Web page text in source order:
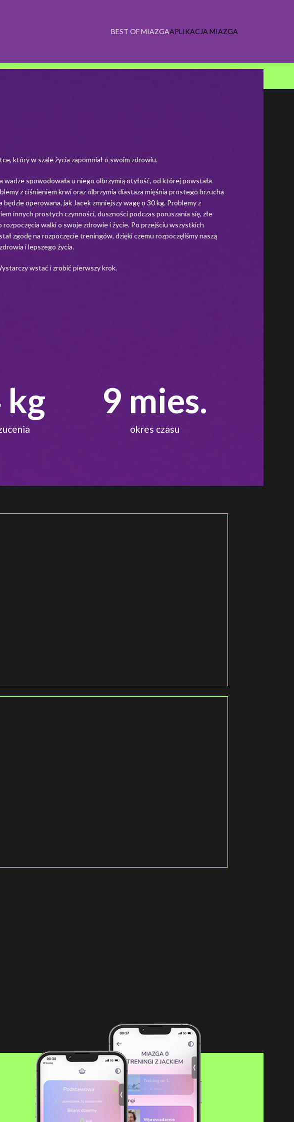
BEST OF MIAZGAAPLIKACJA MIAZGA
który w szale życia zapomniał o swoim zdrowiu.
wadze spowodowała u niego olbrzymią otyłość, od której powstała
z ciśnieniem krwi oraz olbrzymia diastaza mięśnia prostego brzucha
będzie operowana, jak Jacek zmniejszy wagę o 30 kg. Problemy z
innych prostych czynności, duszności podczas poruszania się, złe
rozpoczęcia walki o swoje zdrowie i życie. Po przejściu wszystkich
zgodę na rozpoczęcie treningów, dzięki czemu rozpoczęliśmy naszą
i lepszego życia.
wstać i zrobić pierwszy krok.
kg
okres czasu
12 mies.